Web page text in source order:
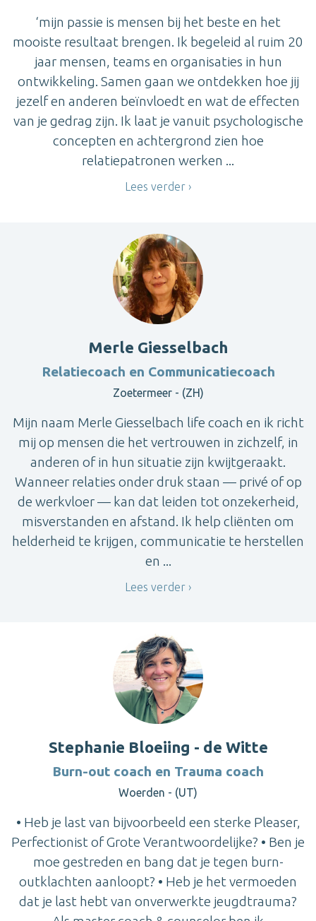
‘mijn passie is mensen bij het beste en het
mooiste resultaat brengen. Ik begeleid al ruim 20
jaar mensen, teams en organisaties in hun
ontwikkeling. Samen gaan we ontdekken hoe jij
jezelf en anderen beïnvloedt en wat de effecten
van je gedrag zijn. Ik laat je vanuit psychologische
concepten en achtergrond zien hoe
relatiepatronen werken ...
Lees verder
Merle Giesselbach
Relatiecoach en Communicatiecoach
Zoetermeer - (ZH)
Mijn naam Merle Giesselbach life coach en ik richt
mij op mensen die het vertrouwen in zichzelf, in
anderen of in hun situatie zijn kwijtgeraakt.
Wanneer relaties onder druk staan — privé of op
de werkvloer — kan dat leiden tot onzekerheid,
misverstanden en afstand. Ik help cliënten om
helderheid te krijgen, communicatie te herstellen
en ...
Lees verder
Stephanie Bloeiing - de Witte
Burn-out coach en Trauma coach
Woerden - (UT)
• Heb je last van bijvoorbeeld een sterke Pleaser,
Perfectionist of Grote Verantwoordelijke? • Ben je
moe gestreden en bang dat je tegen burn-
outklachten aanloopt? • Heb je het vermoeden
dat je last hebt van onverwerkte jeugdtrauma?